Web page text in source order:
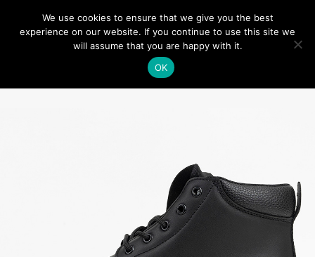
0
We use cookies to ensure that we give you the best
experience on our website. If you continue to use this site we
will assume that you are happy with it.
OK